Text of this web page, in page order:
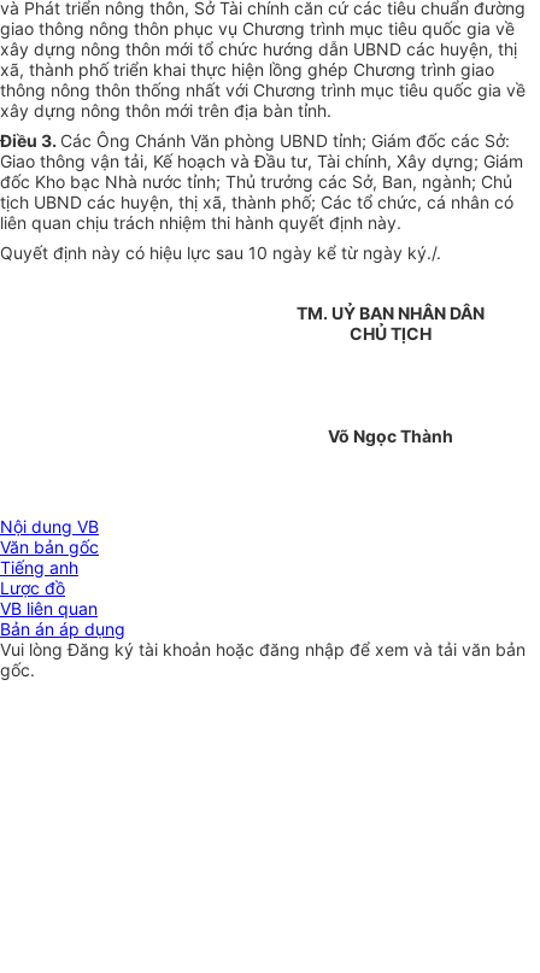
và Phát triển nông thôn, Sở Tài chính căn cứ các tiêu chuẩn đường
giao thông nông thôn phục vụ Chương trình mục tiêu quốc gia về
xây dựng nông thôn mới tổ chức hướng dẫn UBND các huyện, thị
xã, thành phố triển khai thực hiện lồng ghép Chương trình giao
thông nông thôn thống nhất với Chương trình mục tiêu quốc gia về
xây dựng nông thôn mới trên địa bàn tỉnh.
Điều 3. Các Ông Chánh Văn phòng UBND tỉnh; Giám đốc các Sở:
Giao thông vận tải, Kế hoạch và Đầu tư, Tài chính, Xây dựng; Giám
đốc Kho bạc Nhà nước tỉnh; Thủ trưởng các Sở, Ban, ngành; Chủ
tịch UBND các huyện, thị xã, thành phố; Các tổ chức, cá nhân có
liên quan chịu trách nhiệm thi hành quyết định này.
Quyết định này có hiệu lực sau 10 ngày kể từ ngày ký./.
TM. UỶ BAN NHÂN DÂN
CHỦ TỊCH
Võ Ngọc Thành
Nội dung VB
Văn bản gốc
Tiếng anh
Lược đồ
VB liên quan
Bản án áp dụng
Vui lòngĐăng ký tài khoản hoặc đăng nhập để xem và tải văn bản
gốc.